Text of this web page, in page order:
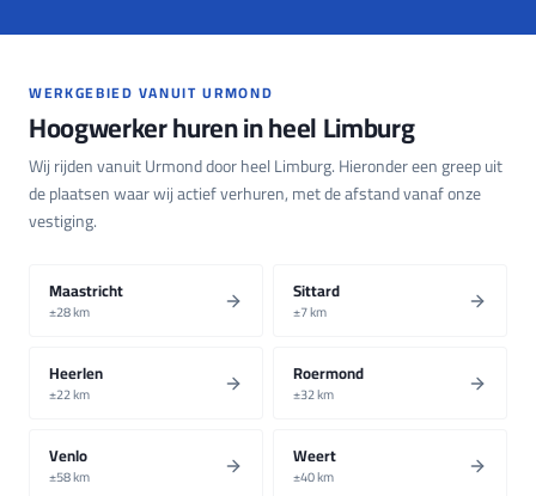
WERKGEBIED VANUIT URMOND
Hoogwerker huren in heel Limburg
Wij rijden vanuit Urmond door heel Limburg. Hieronder een greep uit
de plaatsen waar wij actief verhuren, met de afstand vanaf onze
vestiging.
Maastricht
±28km
Sittard
±7km
Heerlen
±22km
Roermond
±32km
Venlo
±58km
Weert
±40km